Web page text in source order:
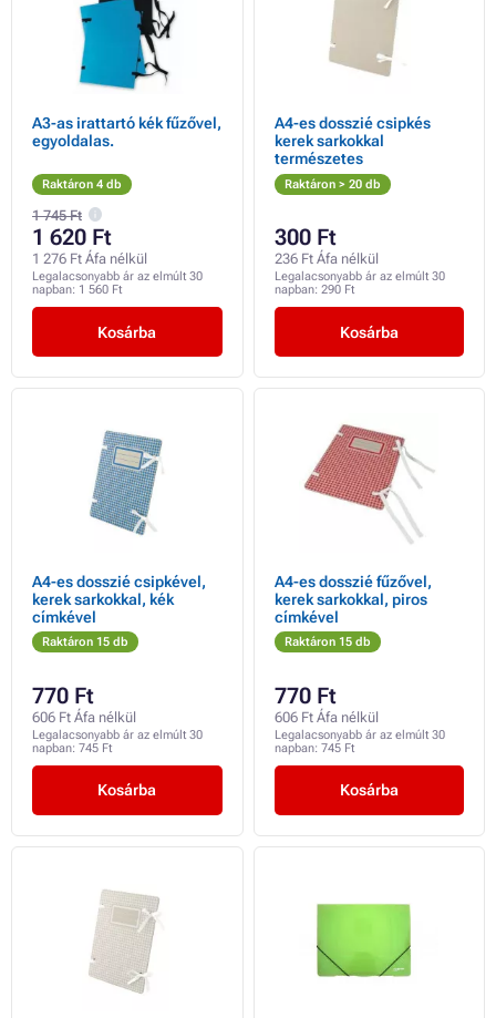
A3-as irattartó kék fűzővel,
egyoldalas.
Raktáron 4 db
1 745 Ft
1 620 Ft
1 276 Ft Áfa nélkül
Legalacsonyabb ár az elmúlt 30
napban: 1 560 Ft
Kosárba
A4-es dosszié csipkés
kerek sarkokkal
természetes
Raktáron > 20 db
300 Ft
236 Ft Áfa nélkül
Legalacsonyabb ár az elmúlt 30
napban: 290 Ft
Kosárba
A4-es dosszié csipkével,
kerek sarkokkal, kék
címkével
Raktáron 15 db
770 Ft
606 Ft Áfa nélkül
Legalacsonyabb ár az elmúlt 30
napban: 745 Ft
Kosárba
A4-es dosszié fűzővel,
kerek sarkokkal, piros
címkével
Raktáron 15 db
770 Ft
606 Ft Áfa nélkül
Legalacsonyabb ár az elmúlt 30
napban: 745 Ft
Kosárba